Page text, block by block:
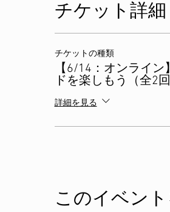
チケット詳細
チケットの種類
【6/14：オンライ
ドを楽しもう（全2回
詳細を見る
このイベン